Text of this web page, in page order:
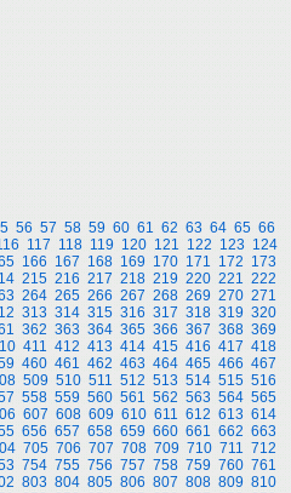
56 57 58 59 60 61 62 63 64 65 66
117 118 119 120 121 122 123 124
166 167 168 169 170 171 172 173
215 216 217 218 219 220 221 222
264 265 266 267 268 269 270 271
313 314 315 316 317 318 319 320
362 363 364 365 366 367 368 369
411 412 413 414 415 416 417 418
460 461 462 463 464 465 466 467
509 510 511 512 513 514 515 516
558 559 560 561 562 563 564 565
607 608 609 610 611 612 613 614
656 657 658 659 660 661 662 663
705 706 707 708 709 710 711 712
754 755 756 757 758 759 760 761
803 804 805 806 807 808 809 810